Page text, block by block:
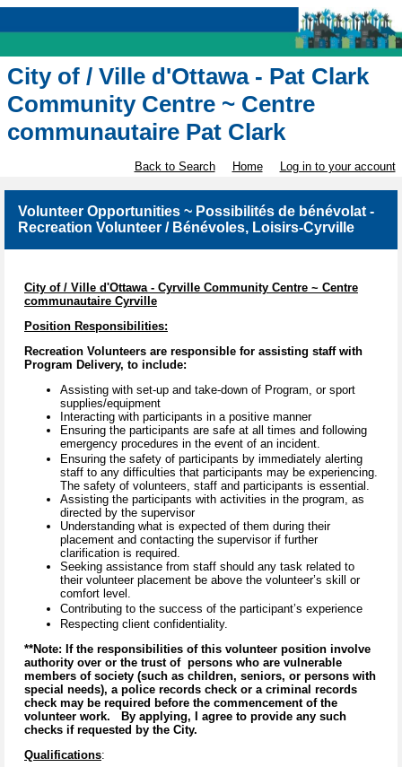
City of / Ville d'Ottawa - Pat Clark
Community Centre ~ Centre
communautaire Pat Clark
Back to Search Home Log in to your account
Volunteer Opportunities ~ Possibilités de bénévolat -
Recreation Volunteer / Bénévoles, Loisirs-Cyrville
City of / Ville d'Ottawa - Cyrville Community Centre ~ Centre
communautaire Cyrville
Position Responsibilities:
Recreation Volunteers are responsible for assisting staff with
Program Delivery, to include:
Assisting with set-up and take-down of Program, or sport
supplies/equipment
Interacting with participants in a positive manner
Ensuring the participants are safe at all times and following
emergency procedures in the event of an incident.
Ensuring the safety of participants by immediately alerting
staff to any difficulties that participants may be experiencing.
The safety of volunteers, staff and participants is essential.
Assisting the participants with activities in the program, as
directed by the supervisor
Understanding what is expected of them during their
placement and contacting the supervisor if further
clarification is required.
Seeking assistance from staff should any task related to
their volunteer placement be above the volunteer’s skill or
comfort level.
Contributing to the success of the participant’s experience
Respecting client confidentiality.
**Note: If the responsibilities of this volunteer position involve
authority over or the trust of persons who are vulnerable
members of society (such as children, seniors, or persons with
special needs), a police records check or a criminal records
check may be required before the commencement of the
volunteer work. By applying, I agree to provide any such
checks if requested by the City.
Qualifications: